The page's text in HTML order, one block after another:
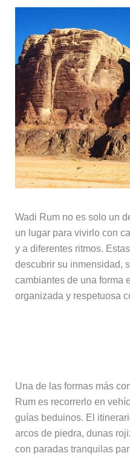
Wadi Rum no es solo un
un lugar para vivirlo con
y a diferentes ritmos.
descubrir su inmensidad,
cambiantes de una forma
organizada y respetuosa
Una de las formas más
Rum es recorrerlo en
guías beduinos. El
arcos de piedra, dunas
con paradas tranquilas